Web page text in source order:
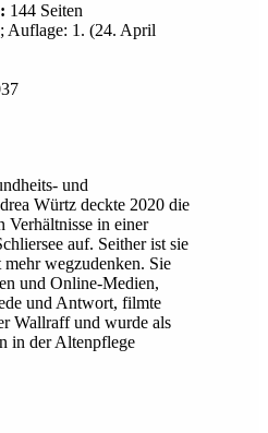
144 Seiten
Auflage: 1. (24. April
und
Würtz deckte 2020 die
Verhältnisse in einer
auf. Seither ist sie
wegzudenken. Sie
und Online-Medien,
und Antwort, filmte
Wallraff und wurde als
in der Altenpflege